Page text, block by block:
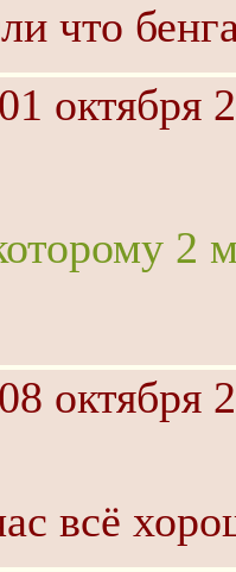
что
октября
2
октября
всё